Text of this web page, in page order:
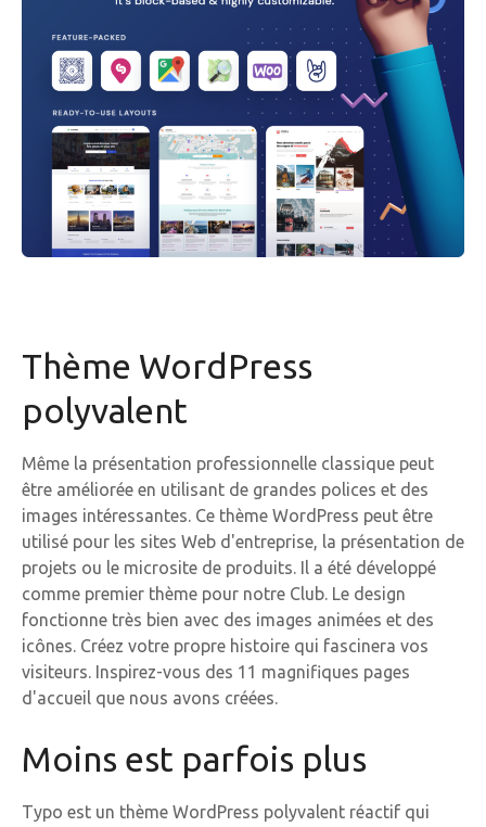
Thème WordPress
polyvalent
Même la présentation professionnelle classique peut
être améliorée en utilisant de grandes polices et des
images intéressantes. Ce thème WordPress peut être
utilisé pour les sites Web d'entreprise, la présentation de
projets ou le microsite de produits. Il a été développé
comme premier thème pour notre Club. Le design
fonctionne très bien avec des images animées et des
icônes. Créez votre propre histoire qui fascinera vos
visiteurs. Inspirez-vous des 11 magnifiques pages
d'accueil que nous avons créées.
Moins est parfois plus
Typo est un thème WordPress polyvalent réactif qui